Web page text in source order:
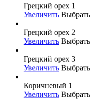
Грецкий орех 1
Увеличить Выбрать
Грецкий орех 2
Увеличить Выбрать
Грецкий орех 3
Увеличить Выбрать
Коричневый 1
Увеличить Выбрать